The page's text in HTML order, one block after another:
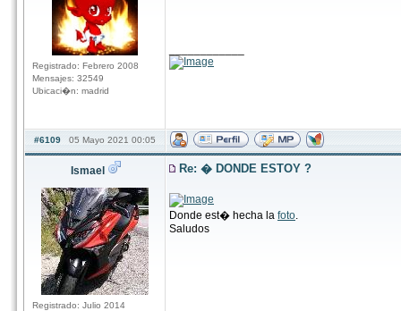
Registrado: Febrero 2008
Mensajes: 32549
Ubicaci�n: madrid
#6109 05 Mayo 2021 00:05
Ismael
Registrado: Julio 2014
Re: � DONDE ESTOY ?
Donde est� hecha la foto.
Saludos